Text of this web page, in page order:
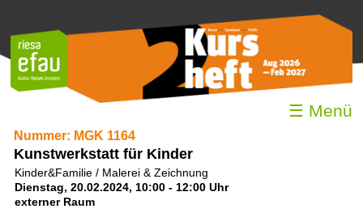
☰ Menü
Nummer: MGK 1164
Kunstwerkstatt für Kinder
Kinder&Familie / Malerei & Zeichnung
Dienstag, 20.02.2024, 10:00 - 12:00 Uhr
externer Raum